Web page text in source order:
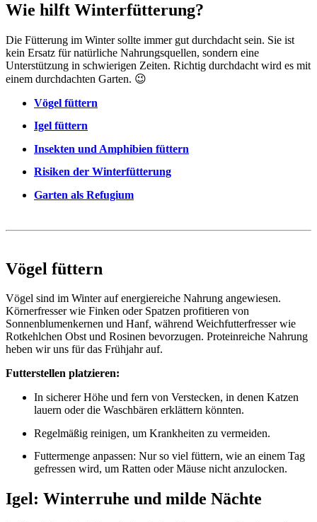
Wie hilft Winterfütterung?
Die Fütterung im Winter sollte immer gut durchdacht sein. Sie ist
kein Ersatz für natürliche Nahrungsquellen, sondern eine
Unterstützung in schwierigen Zeiten. Richtig durchdacht wird es mit
einem durchdachten Garten. 😉
Vögel füttern
Igel füttern
Insekten und Amphibien füttern
Risiken der Winterfütterung
Garten als Refugium
Vögel füttern
Vögel sind im Winter auf energiereiche Nahrung angewiesen.
Körnerfresser wie Finken oder Spatzen profitieren von
Sonnenblumenkernen und Hanf, während Weichfutterfresser wie
Rotkehlchen Obst und Rosinen bevorzugen. Proteinreiche Nahrung
heben wir uns für das Frühjahr auf.
Futterstellen platzieren:
In sicherer Höhe und fern von Verstecken, in denen Katzen
lauern oder die Waschbären erklättern könnten.
Regelmäßig reinigen, um Krankheiten zu vermeiden.
Futtermenge anpassen: Nur so viel füttern, wie an einem Tag
gefressen wird, um Ratten oder Mäuse nicht anzulocken.
Igel: Winterruhe und milde Nächte